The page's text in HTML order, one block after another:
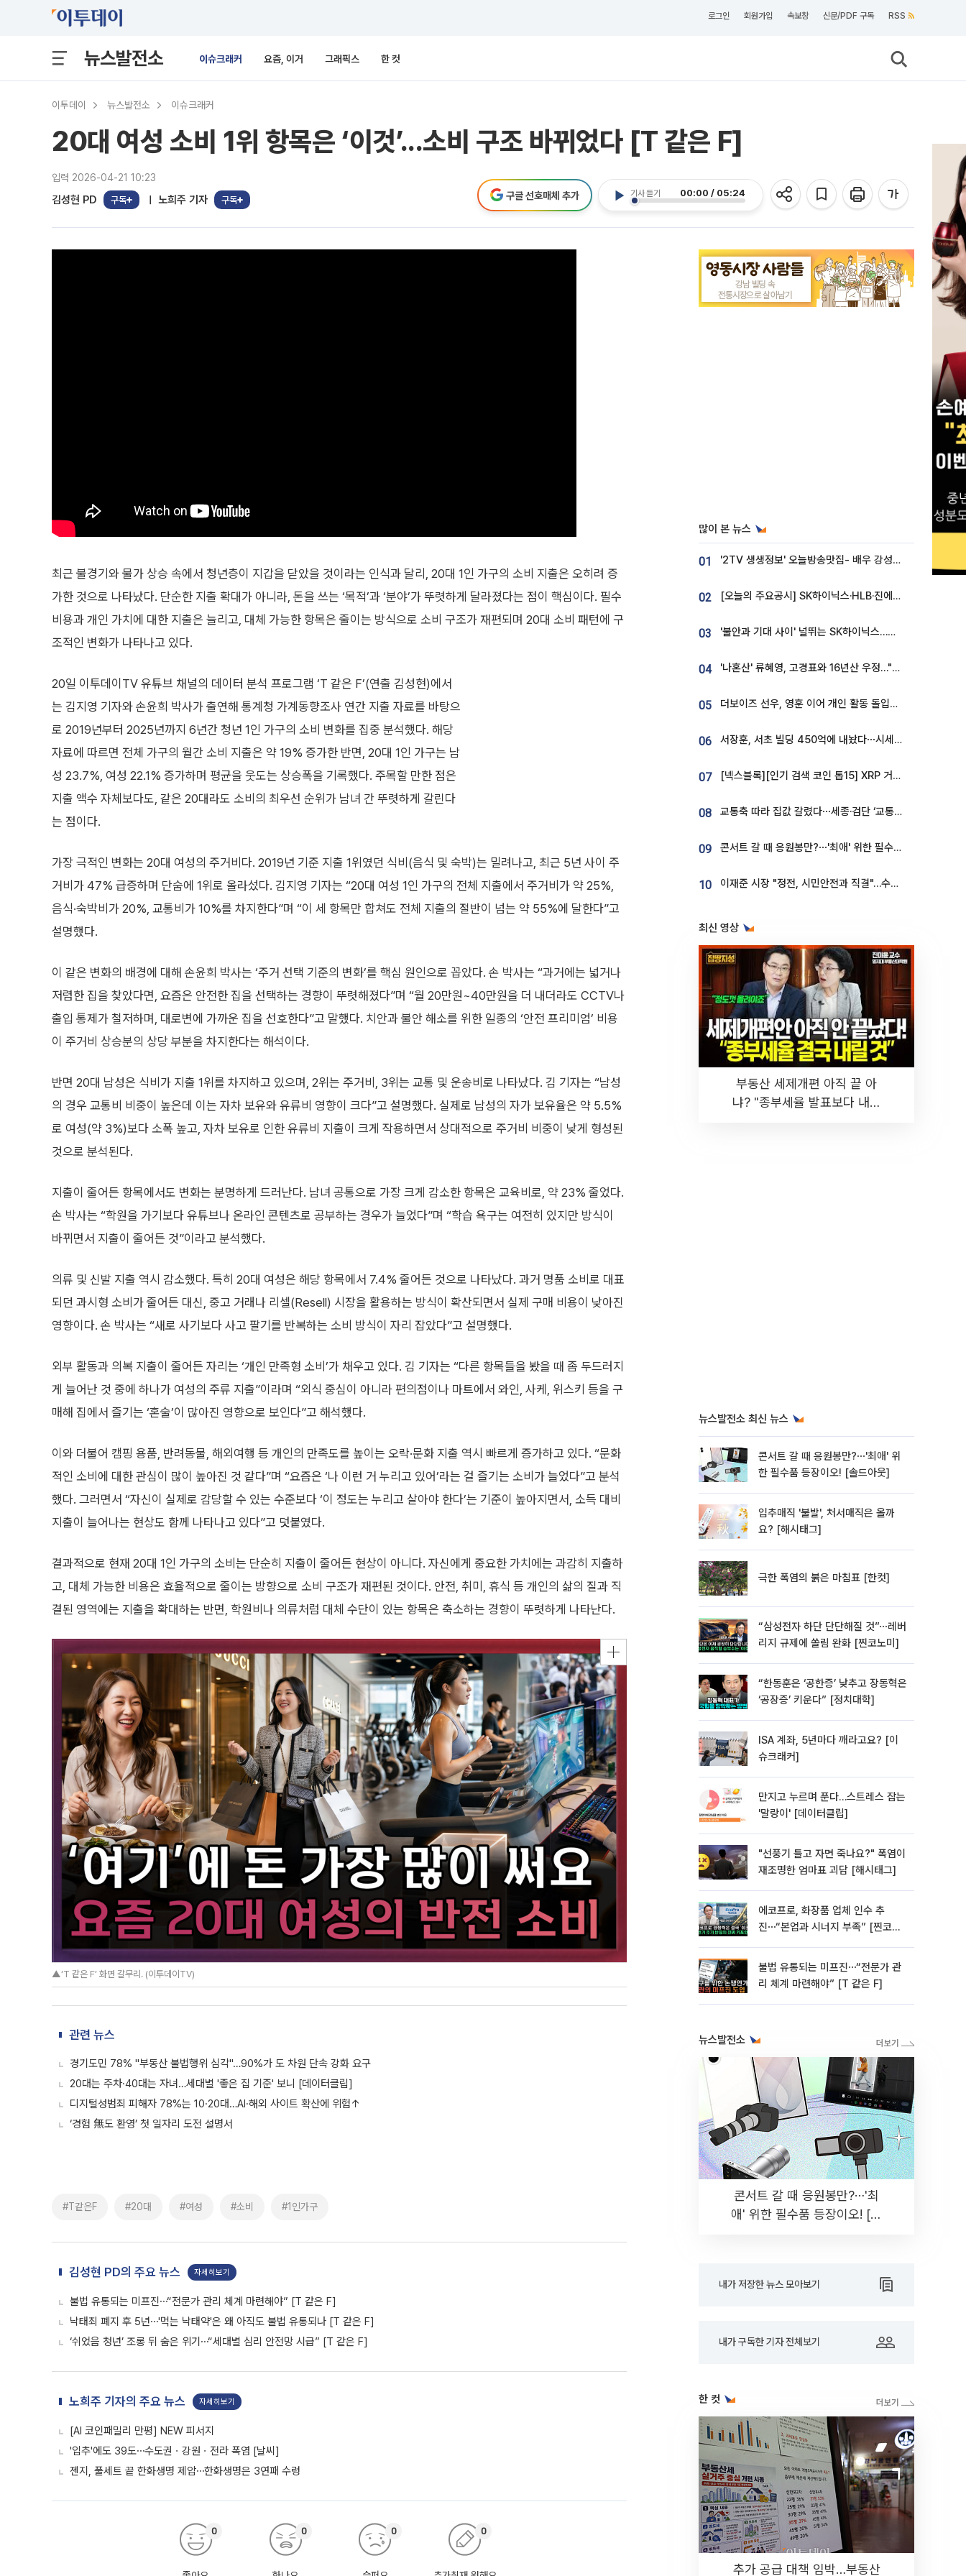
로그인 회원가입 속보창 신문/PDF 구독 RSS
뉴스발전소 이슈크래커 요즘, 이거 그래픽스 한 컷
이투데이 뉴스발전소 이슈크래커
20대 여성 소비 1위 항목은 ‘이것’...소비 구조 바뀌었다 [T 같은 F]
입력 2026-04-21 10:23
김성현 PD 구독 노희주 기자 구독
기사 듣기 00:00 / 05:24
구글 선호매체 추가
최근 불경기와 물가 상승 속에서 청년층이 지갑을 닫았을 것이라는 인식과 달리, 20대 1인 가구의 소비 지출은 오히려 증
가한 것으로 나타났다. 단순한 지출 확대가 아니라, 돈을 쓰는 ‘목적’과 ‘분야’가 뚜렷하게 달라졌다는 점이 핵심이다. 필수
비용과 개인 가치에 대한 지출은 늘리고, 대체 가능한 항목은 줄이는 방식으로 소비 구조가 재편되며 20대 소비 패턴에 구
조적인 변화가 나타나고 있다.
20일 이투데이TV 유튜브 채널의 데이터 분석 프로그램 ‘T 같은 F’(연출 김성현)에서
는 김지영 기자와 손윤희 박사가 출연해 통계청 가계동향조사 연간 지출 자료를 바탕으
로 2019년부터 2025년까지 6년간 청년 1인 가구의 소비 변화를 집중 분석했다. 해당
자료에 따르면 전체 가구의 월간 소비 지출은 약 19% 증가한 반면, 20대 1인 가구는 남
성 23.7%, 여성 22.1% 증가하며 평균을 웃도는 상승폭을 기록했다. 주목할 만한 점은
지출 액수 자체보다도, 같은 20대라도 소비의 최우선 순위가 남녀 간 뚜렷하게 갈린다
는 점이다.
가장 극적인 변화는 20대 여성의 주거비다. 2019년 기준 지출 1위였던 식비(음식 및 숙박)는 밀려나고, 최근 5년 사이 주
거비가 47% 급증하며 단숨에 1위로 올라섰다. 김지영 기자는 “20대 여성 1인 가구의 전체 지출에서 주거비가 약 25%,
음식·숙박비가 20%, 교통비가 10%를 차지한다”며 “이 세 항목만 합쳐도 전체 지출의 절반이 넘는 약 55%에 달한다”고
설명했다.
이 같은 변화의 배경에 대해 손윤희 박사는 ‘주거 선택 기준의 변화’를 핵심 원인으로 꼽았다. 손 박사는 “과거에는 넓거나
저렴한 집을 찾았다면, 요즘은 안전한 집을 선택하는 경향이 뚜렷해졌다”며 “월 20만원~40만원을 더 내더라도 CCTV나
출입 통제가 철저하며, 대로변에 가까운 집을 선호한다”고 말했다. 치안과 불안 해소를 위한 일종의 ‘안전 프리미엄’ 비용
이 주거비 상승분의 상당 부분을 차지한다는 해석이다.
반면 20대 남성은 식비가 지출 1위를 차지하고 있으며, 2위는 주거비, 3위는 교통 및 운송비로 나타났다. 김 기자는 “남성
의 경우 교통비 비중이 높은데 이는 자차 보유와 유류비 영향이 크다”고 설명했다. 실제로 남성의 자가 보유율은 약 5.5%
로 여성(약 3%)보다 소폭 높고, 자차 보유로 인한 유류비 지출이 크게 작용하면서 상대적으로 주거비 비중이 낮게 형성된
것으로 분석된다.
지출이 줄어든 항목에서도 변화는 분명하게 드러난다. 남녀 공통으로 가장 크게 감소한 항목은 교육비로, 약 23% 줄었다.
손 박사는 “학원을 가기보다 유튜브나 온라인 콘텐츠로 공부하는 경우가 늘었다”며 “학습 욕구는 여전히 있지만 방식이
바뀌면서 지출이 줄어든 것”이라고 분석했다.
의류 및 신발 지출 역시 감소했다. 특히 20대 여성은 해당 항목에서 7.4% 줄어든 것으로 나타났다. 과거 명품 소비로 대표
되던 과시형 소비가 줄어든 대신, 중고 거래나 리셀(Resell) 시장을 활용하는 방식이 확산되면서 실제 구매 비용이 낮아진
영향이다. 손 박사는 “새로 사기보다 사고 팔기를 반복하는 소비 방식이 자리 잡았다”고 설명했다.
외부 활동과 의복 지출이 줄어든 자리는 ‘개인 만족형 소비’가 채우고 있다. 김 기자는 “다른 항목들을 봤을 때 좀 두드러지
게 늘어난 것 중에 하나가 여성의 주류 지출”이라며 “외식 중심이 아니라 편의점이나 마트에서 와인, 사케, 위스키 등을 구
매해 집에서 즐기는 ‘혼술’이 많아진 영향으로 보인다”고 해석했다.
이와 더불어 캠핑 용품, 반려동물, 해외여행 등 개인의 만족도를 높이는 오락·문화 지출 역시 빠르게 증가하고 있다. “문화
적인 소비에 대한 관심이 많이 높아진 것 같다”며 “요즘은 ‘나 이런 거 누리고 있어’라는 걸 즐기는 소비가 늘었다”고 분석
했다. 그러면서 “자신이 실제로 감당할 수 있는 수준보다 ‘이 정도는 누리고 살아야 한다’는 기준이 높아지면서, 소득 대비
지출이 늘어나는 현상도 함께 나타나고 있다”고 덧붙였다.
결과적으로 현재 20대 1인 가구의 소비는 단순히 지출이 줄어든 현상이 아니다. 자신에게 중요한 가치에는 과감히 지출하
고, 대체 가능한 비용은 효율적으로 줄이는 방향으로 소비 구조가 재편된 것이다. 안전, 취미, 휴식 등 개인의 삶의 질과 직
결된 영역에는 지출을 확대하는 반면, 학원비나 의류처럼 대체 수단이 있는 항목은 축소하는 경향이 뚜렷하게 나타난다.
▲‘T 같은 F’ 화면 갈무리. (이투데이TV)
관련 뉴스
경기도민 78% "부동산 불법행위 심각"…90%가 도 차원 단속 강화 요구
20대는 주차·40대는 자녀…세대별 '좋은 집 기준' 보니 [데이터클립]
디지털성범죄 피해자 78%는 10·20대…AI·해외 사이트 확산에 위험↑
‘경험 無도 환영’ 첫 일자리 도전 설명서
#T같은F #20대 #여성 #소비 #1인가구
김성현 PD의 주요 뉴스 자세히보기
불법 유통되는 미프진⋯“전문가 관리 체계 마련해야” [T 같은 F]
낙태죄 폐지 후 5년⋯'먹는 낙태약'은 왜 아직도 불법 유통되나 [T 같은 F]
‘쉬었음 청년’ 조롱 뒤 숨은 위기⋯“세대별 심리 안전망 시급” [T 같은 F]
노희주 기자의 주요 뉴스 자세히보기
[AI 코인패밀리 만평] NEW 피서지
'입추'에도 39도⋯수도권ㆍ강원ㆍ전라 폭염 [날씨]
젠지, 풀세트 끝 한화생명 제압⋯한화생명은 3연패 수렁
0 0 0 0
많이 본 뉴스
01 '2TV 생생정보' 오늘방송맛집- 배우 강성진 단골! 쌀국수ㆍ푸팟퐁 커리 맛집 '블○○○'
02 [오늘의 주요공시] SK하이닉스·HLB·진에어·포스코홀딩스·네이버·대우건설 등
03 '불안과 기대 사이' 널뛰는 SK하이닉스…증권가 "HBM4·LTA 기반 펀터멘털 견고"
04 '나혼산' 류혜영, 고경표와 16년산 우정…"자취방서 부모님과 마주쳐"
05 더보이즈 선우, 영훈 이어 개인 활동 돌입⋯앳에어리어와 전속계약
06 서장훈, 서초 빌딩 450억에 내놨다⋯시세차익은
07 [넥스블록][인기 검색 코인 톱15] XRP 거래량 14억달러…ETHGas 급등·Bless 급락…고변동 알트 부각
08 교통축 따라 집값 갈렸다⋯세종·검단 ‘교통 프리미엄’ 뚜렷
09 콘서트 갈 때 응원봉만?⋯'최애' 위한 필수품 등장이오! [솔드아웃]
10 이재준 시장 "정전, 시민안전과 직결"…수원시 비상대응체계 가동
최신 영상
부동산 세제개편 아직 끝 아
냐? "종부세율 발표보다 내릴
뉴스발전소 최신 뉴스
콘서트 갈 때 응원봉만?⋯'최애' 위
한 필수품 등장이오! [솔드아웃]
입추매직 '불발', 처서매직은 올까
요? [해시태그]
극한 폭염의 붉은 마침표 [한컷]
“삼성전자 하단 단단해질 것”⋯레버
리지 규제에 쏠림 완화 [찐코노미]
“한동훈은 ‘공한증’ 낮추고 장동혁은
‘공장증’ 키운다” [정치대학]
ISA 계좌, 5년마다 깨라고요? [이
슈크래커]
만지고 누르며 푼다…스트레스 잡는
'말랑이' [데이터클립]
"선풍기 틀고 자면 죽나요?" 폭염이
재조명한 엄마표 괴담 [해시태그]
에코프로, 화장품 업체 인수 추
진⋯“본업과 시너지 부족” [찐코노
불법 유통되는 미프진⋯“전문가 관
리 체계 마련해야” [T 같은 F]
뉴스발전소
콘서트 갈 때 응원봉만?⋯'최
애' 위한 필수품 등장이오! [솔
내가 저장한 뉴스 모아보기
내가 구독한 기자 전체보기
한 컷
추가 공급 대책 임박…부동산